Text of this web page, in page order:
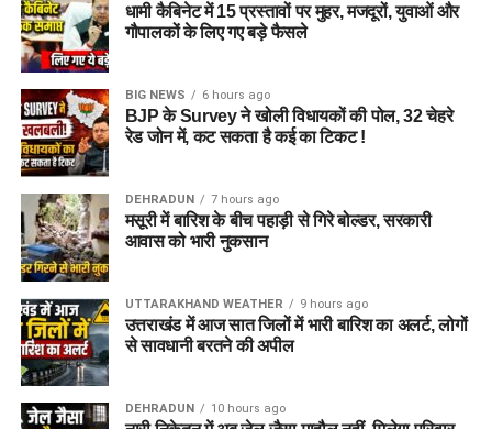
जेल नहीं, रेजिडेंशियल कॉम्प्लेक्स जैसा
होगा माहौल
आलंबन गांव की सबसे खास बात यही होगी कि यहां रहने वाली महिलाओं
और बच्चों को यह महसूस न हो कि वे किसी जेल या बंद संस्थान में रह रहे
हैं। इसके बजाय पूरा परिसर एक रेजिडेंशियल कॉम्प्लेक्स की तरह विकसित
किया जाएगा, जहां सुरक्षा के साथ रहने, पढ़ाई, दैनिक जीवन और सामाजिक
विकास से जुड़ी सुविधाएं उपलब्ध होंगी।
परिसर को आधुनिक सुविधाओं से लैस करने की योजना है। यहां आंगनबाड़ी
केंद्र भी खोले जाएंगे। जरूरत पड़ने पर प्राथमिक विद्यालय की सुविधा भी
उपलब्ध कराई जा सकती है। इस पहल का मकसद सिर्फ महिलाओं और
बच्चों को रहने की जगह देना नहीं, बल्कि उन्हें ऐसा वातावरण उपलब्ध कराना
है, जहां वे खुद को सुरक्षित, सम्मानित और परिवार का हिस्सा महसूस कर
सकें।
धामी कैबिनेट में 15 प्रस्तावों पर मुहर, मजदूरों, युवाओं और
गौपालकों के लिए गए बड़े फैसले
BIG NEWS 6 hours ago
BJP के Survey ने खोली विधायकों की पोल, 32 चेहरे
रेड जोन में, कट सकता है कई का टिकट !
DEHRADUN 7 hours ago
मसूरी में बारिश के बीच पहाड़ी से गिरे बोल्डर, सरकारी
आवास को भारी नुकसान
UTTARAKHAND WEATHER 9 hours ago
उत्तराखंड में आज सात जिलों में भारी बारिश का अलर्ट, लोगों
से सावधानी बरतने की अपील
DEHRADUN 10 hours ago